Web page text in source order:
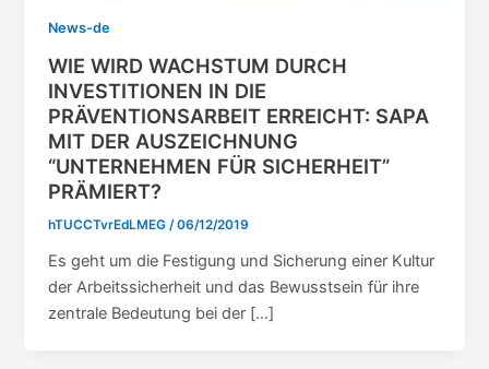
News-de
WIE WIRD WACHSTUM DURCH
INVESTITIONEN IN DIE
PRÄVENTIONSARBEIT ERREICHT: SAPA
MIT DER AUSZEICHNUNG
“UNTERNEHMEN FÜR SICHERHEIT”
PRÄMIERT?
hTUCCTvrEdLMEG /06/12/2019
Es geht um die Festigung und Sicherung einer Kultur
der Arbeitssicherheit und das Bewusstsein für ihre
zentrale Bedeutung bei der […]